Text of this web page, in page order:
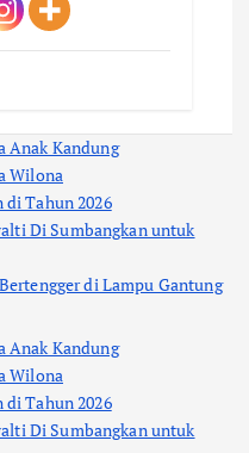
Anak Kandung
Wilona
di Tahun 2026
Di Sumbangkan untuk
di Lampu Gantung
Anak Kandung
Wilona
di Tahun 2026
Di Sumbangkan untuk